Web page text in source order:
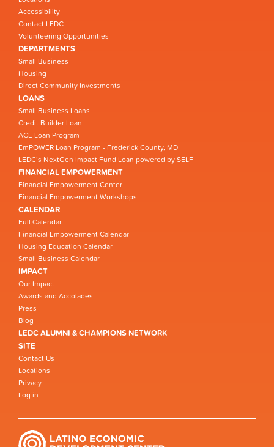
Accessibility
Contact LEDC
Volunteering Opportunities
DEPARTMENTS
Small Business
Housing
Direct Community Investments
LOANS
Small Business Loans
Credit Builder Loan
ACE Loan Program
EmPOWER Loan Program - Frederick County, MD
LEDC’s NextGen Impact Fund Loan powered by SELF
FINANCIAL EMPOWERMENT
Financial Empowerment Center
Financial Empowerment Workshops
CALENDAR
Full Calendar
Financial Empowerment Calendar
Housing Education Calendar
Small Business Calendar
IMPACT
Our Impact
Awards and Accolades
Press
Blog
LEDC ALUMNI & CHAMPIONS NETWORK
SITE
Contact Us
Locations
Privacy
Log in